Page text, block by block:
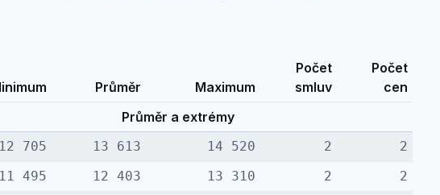
Průměr Maximum
Počet
smluv
Počet
cen
Průměr a extrémy
12 705 13 613 14 520 2 2
11 495 12 403 13 310 2 2